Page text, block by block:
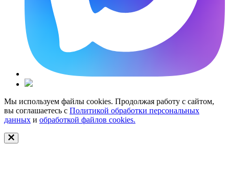
Мы используем файлы cookies. Продолжая работу с сайтом,
вы соглашаетесь с Политикой обработки персональных
данных и обработкой файлов cookies.